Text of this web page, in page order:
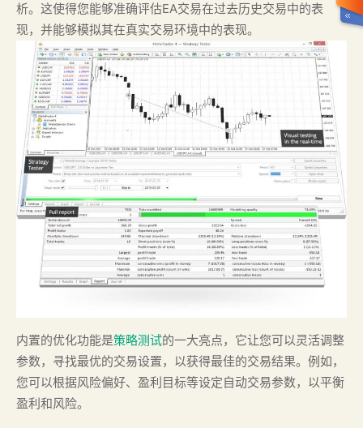
析。这使得您能够准确评估EA交易在过去历史交易中的表
现，并能够模拟其在真实交易环境中的表现。
内置的优化功能是策略测试的一大亮点，它让您可以灵活调整
参数，寻找最优的交易设置，以获得最佳的交易结果。例如，
您可以根据风险偏好、盈利目标等设定自动交易参数，以平衡
盈利和风险。